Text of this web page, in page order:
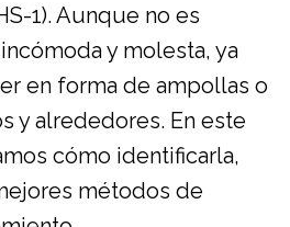
1). Aunque no es
y molesta, ya
en forma de ampollas o
y alrededores. En este
cómo identificarla,
métodos de